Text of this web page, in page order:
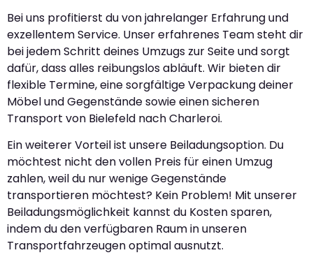
Bei uns profitierst du von jahrelanger Erfahrung und
exzellentem Service. Unser erfahrenes Team steht dir
bei jedem Schritt deines Umzugs zur Seite und sorgt
dafür, dass alles reibungslos abläuft. Wir bieten dir
flexible Termine, eine sorgfältige Verpackung deiner
Möbel und Gegenstände sowie einen sicheren
Transport von Bielefeld nach Charleroi.
Ein weiterer Vorteil ist unsere Beiladungsoption. Du
möchtest nicht den vollen Preis für einen Umzug
zahlen, weil du nur wenige Gegenstände
transportieren möchtest? Kein Problem! Mit unserer
Beiladungsmöglichkeit kannst du Kosten sparen,
indem du den verfügbaren Raum in unseren
Transportfahrzeugen optimal ausnutzt.